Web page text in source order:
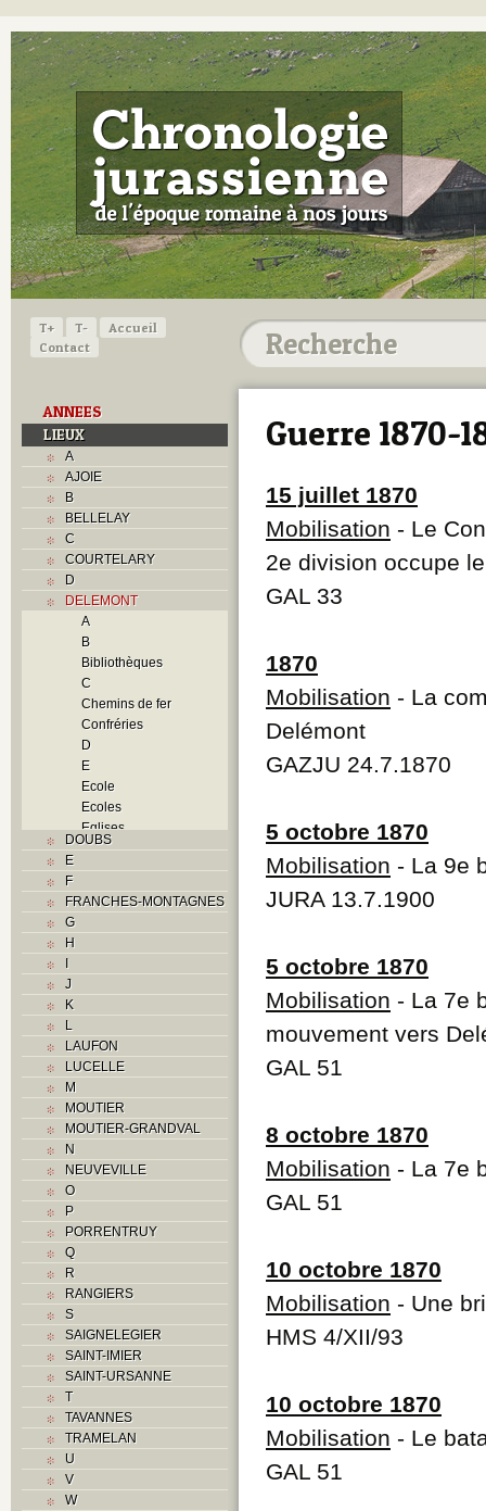
T+ T-
Accueil
Contact
ANNEES
LIEUX
A
AJOIE
B
BELLELAY
C
COURTELARY
D
DELEMONT
A
B
Bibliothèques
C
Chemins de fer
Confréries
D
E
Ecole
Ecoles
Eglises
F
H
M
Monuments historiques
P
Problème jurassien
R
T
Z
DOUBS
E
F
FRANCHES-MONTAGNES
G
H
I
J
K
L
LAUFON
LUCELLE
M
MOUTIER
MOUTIER-GRANDVAL
N
NEUVEVILLE
O
P
PORRENTRUY
Q
R
RANGIERS
S
SAIGNELEGIER
SAINT-IMIER
SAINT-URSANNE
T
TAVANNES
TRAMELAN
U
V
W
Guerre 1870-
15 juillet 1870
Mobilisation - Le
2e division occupe
GAL 33
1870
Mobilisation - La
Delémont
GAZJU 24.7.1870
5 octobre 1870
Mobilisation - La 9e
JURA 13.7.1900
5 octobre 1870
Mobilisation - La 7e
mouvement vers
GAL 51
8 octobre 1870
Mobilisation - La 7e
GAL 51
10 octobre 1870
Mobilisation - Une
HMS 4/XII/93
10 octobre 1870
Mobilisation - Le
GAL 51